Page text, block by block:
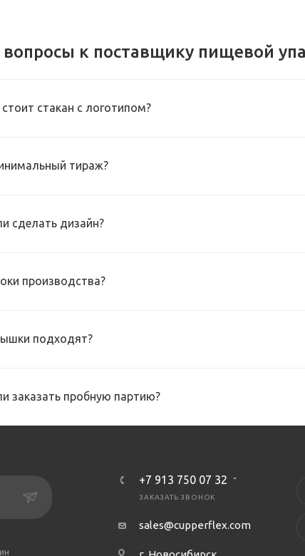
к поставщику пищевой
стакан с логотипом?
тираж?
сделать дизайн?
производства?
подходят?
заказать пробную партию?
+7 913 750 07 32
ЗАКАЗАТЬ ЗВОНОК
sales@cupperflex.com